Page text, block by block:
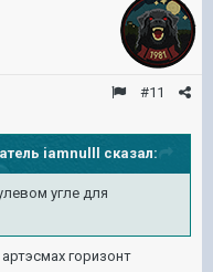
#11
iamnulll сказал:
угле для
горизонт